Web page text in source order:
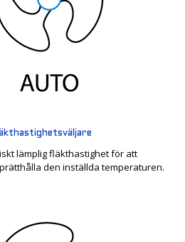
lämplig fläkthastighet för att
den inställda temperaturen.